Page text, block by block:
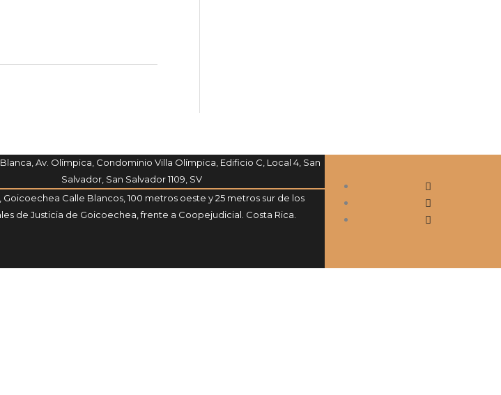
Av. Olímpica, Condominio Villa Olímpica, Edificio C, Local 4, San
Salvador, San Salvador 1109, SV
Goicoechea Calle Blancos, 100 metros oeste y 25 metros sur de los
de Justicia de Goicoechea, frente a Coopejudicial. Costa Rica.